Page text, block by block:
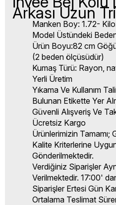
Arkası Uzun
Manken Boy: 1.72-
Model Üstündeki
Ürün Boyu:82 cm
(2 beden ölçüsüdür)
Kumaş Türü: Rayon,
Yerli Üretim
Yıkama Ve Kullanım
Bulunan Etikette Yer
Güvenli Alışveriş Ve
Ücretsiz Kargo
Ürünlerimizin Tamamı;
Kalite Kriterlerine
Gönderilmektedir.
Verdiğiniz Siparişler
Verilmektedir. 17:00'
Siparişler Ertesi Gün
Ortalama Teslimat